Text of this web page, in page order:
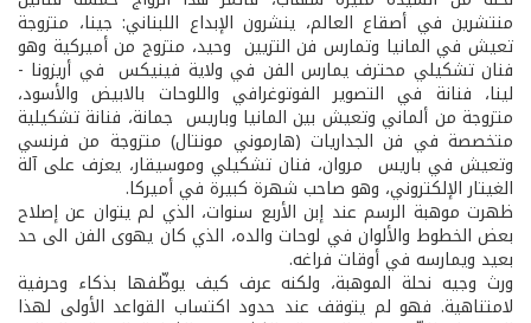
منتشرين في أصقاع العالم، ينشرون الإبداع اللبناني: جينا، متزوجة
تعيش في المانيا وتمارس فن التزيين ­ وحيد، متزوج من أميركية وهو
فنان تشكيلي محترف يمارس الفن في ولاية فينيكس في أريزونا ­
لينا، فنانة في التصوير الفوتوغرافي واللوحات بالابيض والأسود،
متزوجة من ألماني وتعيش بين المانيا وباريس ­ جمانة، فنانة تشكيلية
متخصصة في فن الجداريات (هارموني مونتال) متزوجة من فرنسي
وتعيش في باريس ­ مروان، فنان تشكيلي وموسيقار، يعزف على آلة
الغيتار الإلكتروني، وهو صاحب شهرة كبيرة في أميركا.
ظهرت موهبة الرسم عند إبن الأربع سنوات، الذي لم يتوان عن إصلاح
بعض الخطوط والألوان في لوحات والده، الذي كان يهوى الفن الى حد
بعيد ويمارسه في أوقات فراغه.
ورث وجيه نحلة الموهبة، ولكنه عرف كيف يوظّفها بذكاء وحرفية
لامتناهية. فهو لم يتوقف عند حدود اكتساب القواعد الأولى لهذا